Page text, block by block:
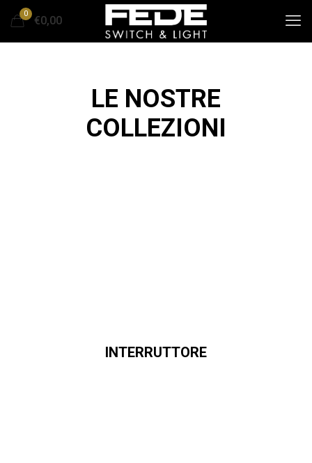
0
€0,00
LE NOSTRE
COLLEZIONI
INTERRUTTORE